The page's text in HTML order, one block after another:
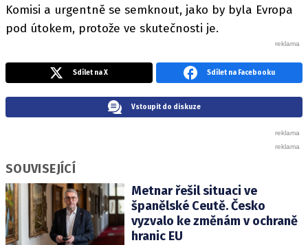
Komisi a urgentně se semknout, jako by byla Evropa
pod útokem, protože ve skutečnosti je.
Sdílet na X Sdílet na Facebooku
Vstoupit do diskuze
SOUVISEJÍCÍ
Metnar řešil situaci ve
španělské Ceutě. Česko
vyzvalo ke změnám v ochraně
hranic EU